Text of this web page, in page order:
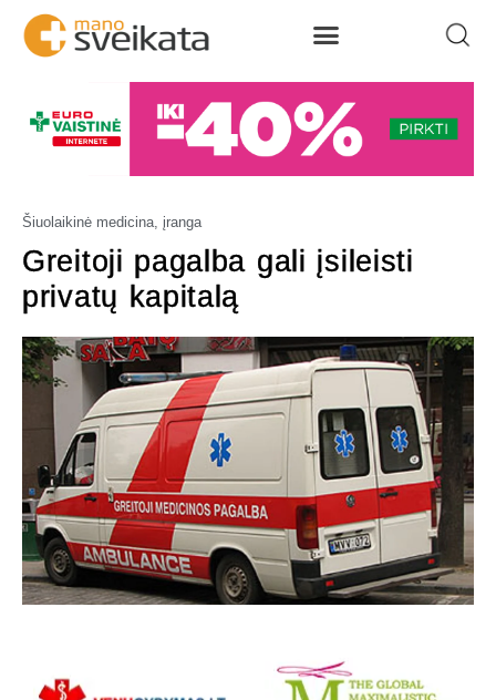
Šiuolaikinė medicina, įranga
Greitoji pagalba gali įsileisti
privatų kapitalą